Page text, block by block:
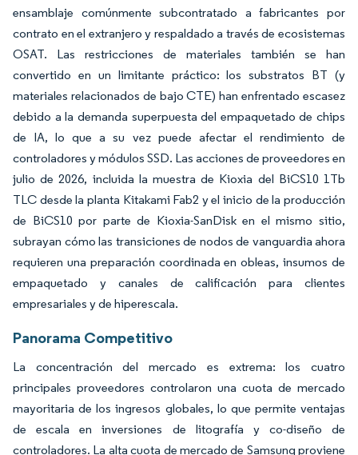
ensamblaje comúnmente subcontratado a fabricantes por
contrato en el extranjero y respaldado a través de ecosistemas
OSAT. Las restricciones de materiales también se han
convertido en un limitante práctico: los substratos BT (y
materiales relacionados de bajo CTE) han enfrentado escasez
debido a la demanda superpuesta del empaquetado de chips
de IA, lo que a su vez puede afectar el rendimiento de
controladores y módulos SSD. Las acciones de proveedores en
julio de 2026, incluida la muestra de Kioxia del BiCS10 1Tb
TLC desde la planta Kitakami Fab2 y el inicio de la producción
de BiCS10 por parte de Kioxia-SanDisk en el mismo sitio,
subrayan cómo las transiciones de nodos de vanguardia ahora
requieren una preparación coordinada en obleas, insumos de
empaquetado y canales de calificación para clientes
empresariales y de hiperescala.
Panorama Competitivo
La concentración del mercado es extrema: los cuatro
principales proveedores controlaron una cuota de mercado
mayoritaria de los ingresos globales, lo que permite ventajas
de escala en inversiones de litografía y co-diseño de
controladores. La alta cuota de mercado de Samsung proviene